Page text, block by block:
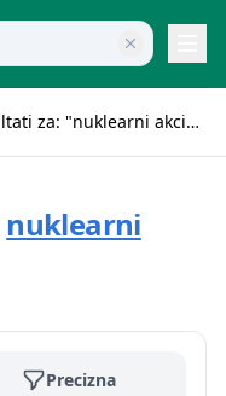
Rezultati za: "nuklearni akcidenti"
nuklearni
Precizna